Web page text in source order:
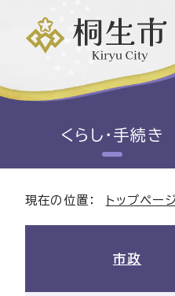
くらし・手続き
現在の位置： トップペー
市政